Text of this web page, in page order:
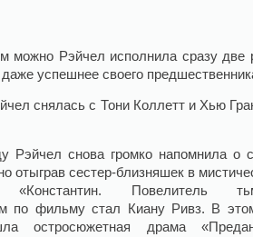
можно Рэйчел исполнила сразу две
успешнее своего
снялась с Тони Коллетт и Хью
Рэйчел снова громко напомнила о
отыграв сестер-близняшек в
«Константин. Повелитель
по фильму стал Киану Ривз. В
остросюжетная драма